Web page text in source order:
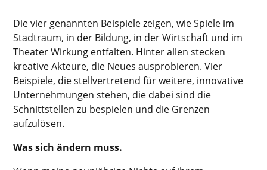
Die vier genannten Beispiele zeigen, wie Spiele im
Stadtraum, in der Bildung, in der Wirtschaft und im
Theater Wirkung entfalten. Hinter allen stecken
kreative Akteure, die Neues ausprobieren. Vier
Beispiele, die stellvertretend für weitere, innovative
Unternehmungen stehen, die dabei sind die
Schnittstellen zu bespielen und die Grenzen
aufzulösen.
Was sich ändern muss.